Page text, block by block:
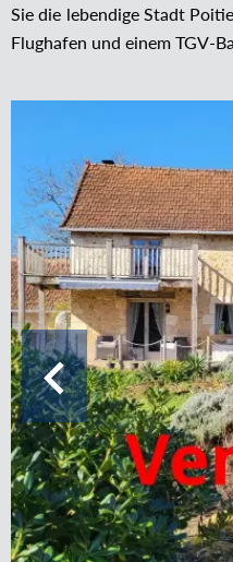
Sie die lebendige Stadt
Flughafen und einem TGV-